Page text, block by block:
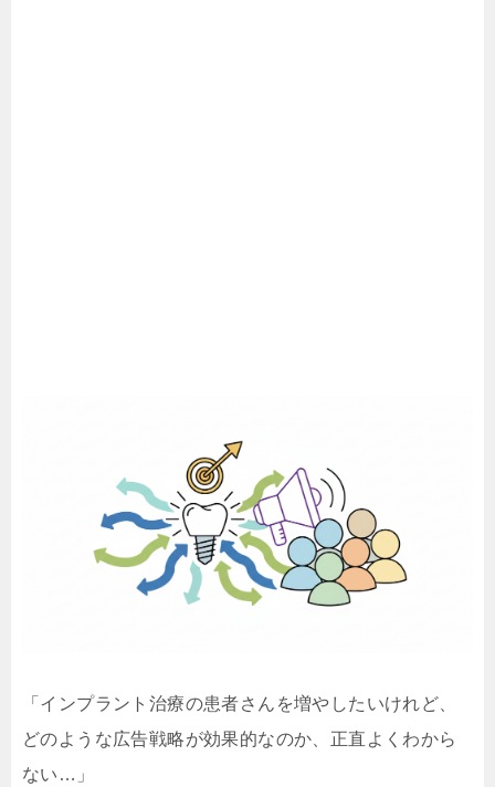
「インプラント治療の患者さんを増やしたいけれど、
どのような広告戦略が効果的なのか、正直よくわから
ない…」